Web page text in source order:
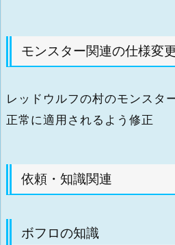
モンスター関連の仕様変
レッドウルフの村のモンスタ
正常に適用されるよう修正
依頼・知識関連
ボフロの知識